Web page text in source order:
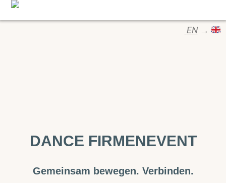
EN→
DANCE FIRMENEVENT
Gemeinsam bewegen. Verbinden.